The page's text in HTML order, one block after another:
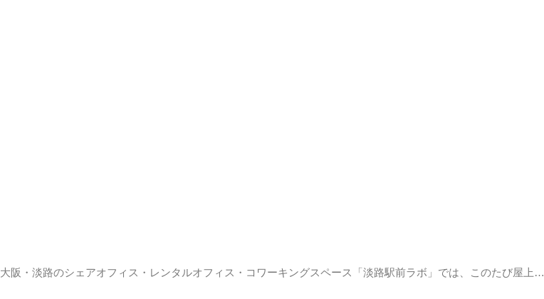
大阪・淡路のシェアオフィス・レンタルオフィス・コワーキングスペース「淡路駅前ラボ」では、このたび屋上…